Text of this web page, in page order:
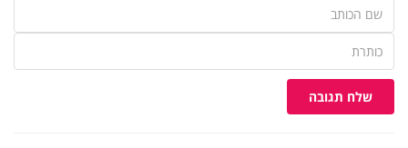
שלח תגובה